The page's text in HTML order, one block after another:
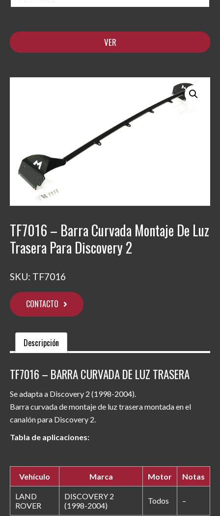
TF7016 – Barra Curvada Montaje De Luz
Trasera Para Discovery 2
SKU: TF7016
CONTACTO
Descripción
TF7016 – BARRA CURVADA DE LUZ TRASERA
Se adapta a Discovery 2 (1998-2004).
Barra curvada de montaje de luz trasera montada en el
canalón para Discovery 2.
Tabla de aplicaciones:
Vehículo Marca Motor Notas
LAND
ROVER
DISCOVERY 2
(1998-2004)
Todos –